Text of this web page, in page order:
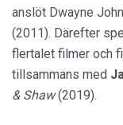
anslöt Dwayne
(2011). Därefter
flertalet filmer och
tillsammans med
& Shaw(2019).